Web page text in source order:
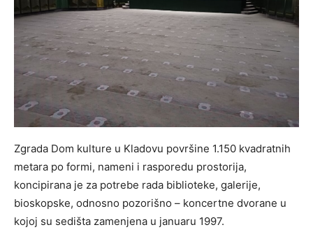
Zgrada Dom kulture u Kladovu površine 1.150 kvadratnih
metara po formi, nameni i rasporedu prostorija,
koncipirana je za potrebe rada biblioteke, galerije,
bioskopske, odnosno pozorišno – koncertne dvorane u
kojoj su sedišta zamenjena u januaru 1997.